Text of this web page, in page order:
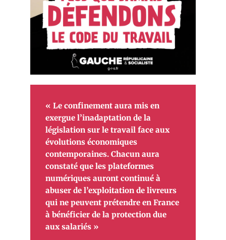
« Le confinement aura mis en
exergue l’inadaptation de la
législation sur le travail face aux
évolutions économiques
contemporaines. Chacun aura
constaté que les plateformes
numériques auront continué à
abuser de l’exploitation de livreurs
qui ne peuvent prétendre en France
à bénéficier de la protection due
aux salariés »